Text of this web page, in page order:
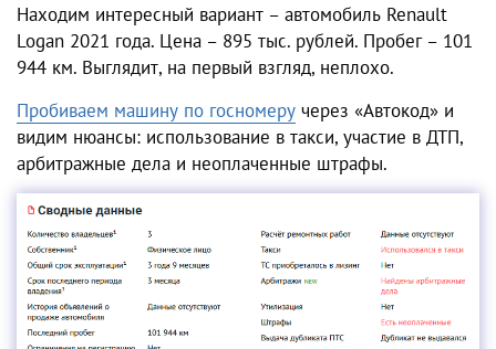
Находим интересный вариант – автомобиль Renault
Logan 2021 года. Цена – 895 тыс. рублей. Пробег – 101
944 км. Выглядит, на первый взгляд, неплохо.
Пробиваем машину по госномеру через «Автокод» и
видим нюансы: использование в такси, участие в ДТП,
арбитражные дела и неоплаченные штрафы.